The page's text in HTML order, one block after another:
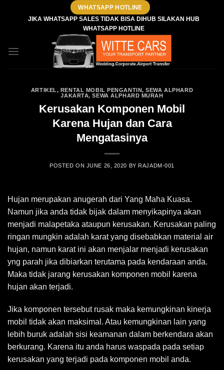
WHATSAPP HOTLINE
JIKA WHATSAPP SALES TIDAK BISA DIHUB SILAKAN HUB
WHATSAPP HOTLINE
ARTIKEL, RENTAL MOBIL PENGANTIN,SEWA ALPHARD
JAKARTA,SEWA ALPHARD MURAH
Kerusakan Komponen Mobil
Karena Hujan dan Cara
Mengatasinya
POSTED ON JUNE 26, 2020 BY RAJADM-001
Hujan merupakan anugerah dari Yang Maha Kuasa.
Namun jika anda tidak bijak dalam menyikapinya akan
menjadi malapetaka ataupun kerusakan. Kerusakan paling
ringan mungkin adalah karat yang disebabkan material air
hujan, namun karat ini akan menjalar menjadi kerusakan
yng parah jika dibiarkan terutama pada kendaraan anda.
Maka tidak jarang kerusakan komponen mobil karena
hujan akan terjadi.
Jika komponen tersebut rusak maka kemungkinan kinerja
mobil tidak akan maksimal. Atau kemungkinan lain yang
lebih buruk adalah sisi keamanan dalam berkendara akan
berkurang. Karena itu anda harus waspada pada setiap
kerusakan yang terjadi pada komponen mobil anda.